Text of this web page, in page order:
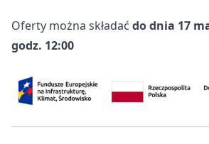
Oferty można składać do dnia 17
godz. 12:00